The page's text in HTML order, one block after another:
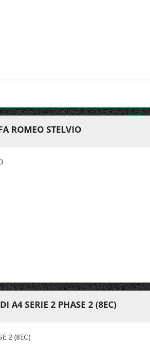
ROMEO STELVIO
A4 SERIE 2 PHASE 2 (8EC)
2 (8EC)